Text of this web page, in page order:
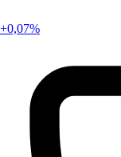
+0,07%